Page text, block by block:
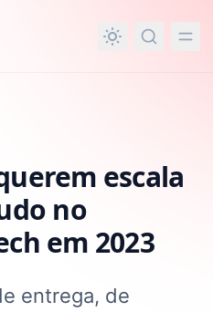
escala
no
em 2023
entrega, de